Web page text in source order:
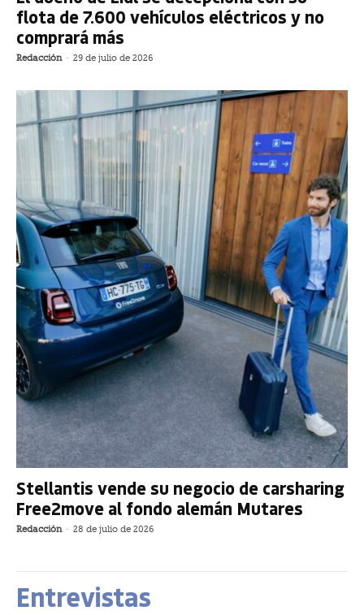
flota de 7.600 vehículos eléctricos y no
comprará más
Redacción - 29 de julio de 2026
Stellantis vende su negocio de carsharing
Free2move al fondo alemán Mutares
Redacción - 28 de julio de 2026
Entrevistas